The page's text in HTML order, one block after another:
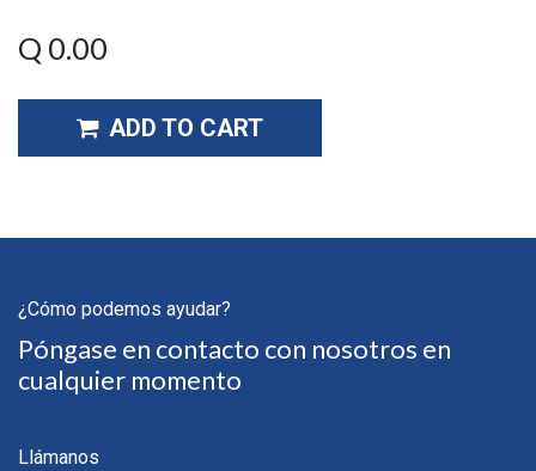
Q 0.00
ADD TO CART
¿Cómo podemos ayudar?
Póngase en contacto con nosotros en
cualquier momento
Llámanos